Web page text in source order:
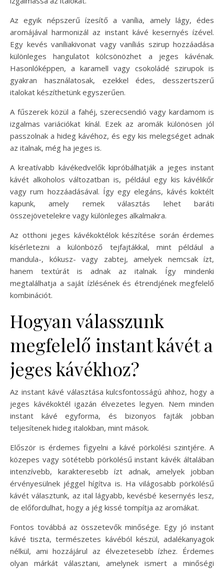
Az egyik népszerű ízesítő a vanília, amely lágy, édes
aromájával harmonizál az instant kávé kesernyés ízével.
Egy kevés vaníliakivonat vagy vaníliás szirup hozzáadása
különleges hangulatot kölcsönözhet a jeges kávénak.
Hasonlóképpen, a karamell vagy csokoládé szirupok is
gyakran használatosak, ezekkel édes, desszertszerű
italokat készíthetünk egyszerűen.
A fűszerek közül a fahéj, szerecsendió vagy kardamom is
izgalmas variációkat kínál. Ezek az aromák különösen jól
passzolnak a hideg kávéhoz, és egy kis melegséget adnak
az italnak, még ha jeges is.
A kreatívabb kávékedvelők kipróbálhatják a jeges instant
kávét alkoholos változatban is, például egy kis kávélikőr
vagy rum hozzáadásával. Így egy elegáns, kávés koktélt
kapunk, amely remek választás lehet baráti
összejövetelekre vagy különleges alkalmakra.
Az otthoni jeges kávékoktélok készítése során érdemes
kísérletezni a különböző tejfajtákkal, mint például a
mandula-, kókusz- vagy zabtej, amelyek nemcsak ízt,
hanem textúrát is adnak az italnak. Így mindenki
megtalálhatja a saját ízlésének és étrendjének megfelelő
kombinációt.
Hogyan válasszunk
megfelelő instant kávét a
jeges kávékhoz?
Az instant kávé választása kulcsfontosságú ahhoz, hogy a
jeges kávékoktél igazán élvezetes legyen. Nem minden
instant kávé egyforma, és bizonyos fajták jobban
teljesítenek hideg italokban, mint mások.
Először is érdemes figyelni a kávé pörkölési szintjére. A
közepes vagy sötétebb pörkölésű instant kávék általában
intenzívebb, karakteresebb ízt adnak, amelyek jobban
érvényesülnek jéggel hígítva is. Ha világosabb pörkölésű
kávét választunk, az ital lágyabb, kevésbé kesernyés lesz,
de előfordulhat, hogy a jég kissé tompítja az aromákat.
Fontos továbbá az összetevők minősége. Egy jó instant
kávé tiszta, természetes kávéból készül, adalékanyagok
nélkül, ami hozzájárul az élvezetesebb ízhez. Érdemes
olyan márkát választani, amelynek ismert a minőségi